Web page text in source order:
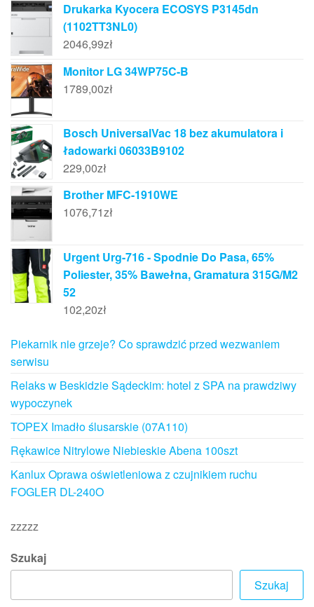
Drukarka Kyocera ECOSYS P3145dn
(1102TT3NL0)
2046,99zł
Monitor LG 34WP75C-B
1789,00zł
Bosch UniversalVac 18 bez akumulatora i
ładowarki 06033B9102
229,00zł
Brother MFC-1910WE
1076,71zł
Urgent Urg-716 - Spodnie Do Pasa, 65%
Poliester, 35% Bawełna, Gramatura 315G/M2
52
102,20zł
Piekarnik nie grzeje? Co sprawdzić przed wezwaniem
serwisu
Relaks w Beskidzie Sądeckim: hotel z SPA na prawdziwy
wypoczynek
TOPEX Imadło ślusarskie (07A110)
Rękawice Nitrylowe Niebieskie Abena 100szt
Kanlux Oprawa oświetleniowa z czujnikiem ruchu
FOGLER DL-240O
zzzzz
Szukaj
Szukaj